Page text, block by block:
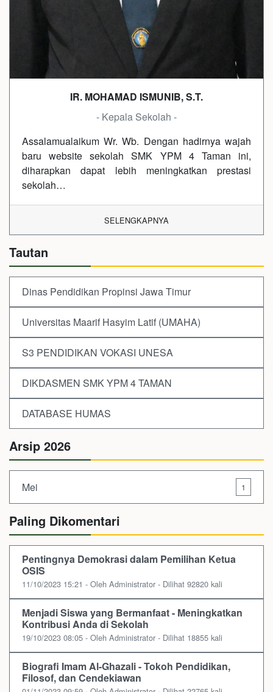
IR. MOHAMAD ISMUNIB, S.T.
- Kepala Sekolah -
Assalamualaikum Wr. Wb. Dengan hadirnya wajah
baru website sekolah SMK YPM 4 Taman ini,
diharapkan dapat lebih meningkatkan prestasi
sekolah…
SELENGKAPNYA
Tautan
Dinas Pendidikan Propinsi Jawa Timur
Universitas Maarif Hasyim Latif (UMAHA)
S3 PENDIDIKAN VOKASI UNESA
DIKDASMEN SMK YPM 4 TAMAN
DATABASE HUMAS
Arsip 2026
Mei 1
Paling Dikomentari
Pentingnya Demokrasi dalam Pemilihan Ketua
OSIS
11/10/2023 15:21 - Oleh Administrator - Dilihat 92820 kali
Menjadi Siswa yang Bermanfaat - Meningkatkan
Kontribusi Anda di Sekolah
19/10/2023 08:05 - Oleh Administrator - Dilihat 18855 kali
Biografi Imam Al-Ghazali - Tokoh Pendidikan,
Filosof, dan Cendekiawan